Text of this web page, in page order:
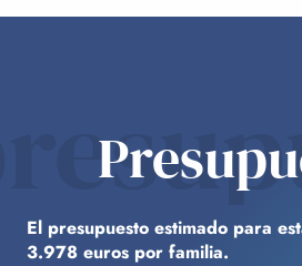
El presupuesto estimado para
3.978 euros por familia.